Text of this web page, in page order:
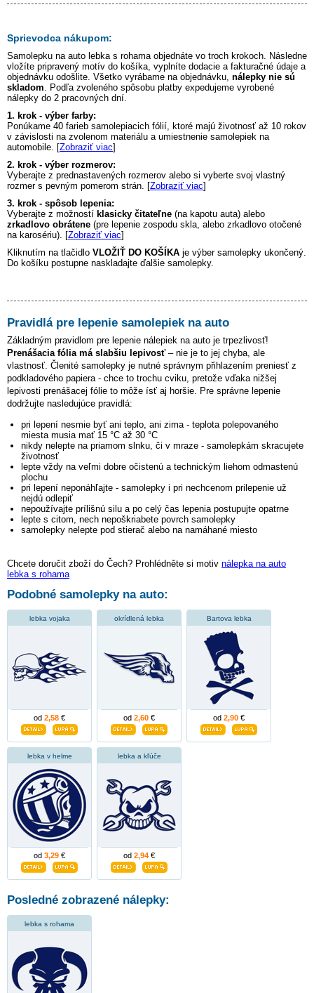
Sprievodca nákupom:
Samolepku na auto lebka s rohama objednáte vo troch krokoch. Následne
vložíte pripravený motív do košíka, vyplníte dodacie a fakturačné údaje a
objednávku odošlite. Všetko vyrábame na objednávku, nálepky nie sú
skladom . Podľa zvoleného spôsobu platby expedujeme vyrobené
nálepky do 2 pracovných dní.
1. krok - výber farby:
Ponúkame 40 farieb samolepiacich fólií, ktoré majú životnosť až 10 rokov
v závislosti na zvolenom materiálu a umiestnenie samolepiek na
automobile. [Zobraziť viac]
2. krok - výber rozmerov:
Vyberajte z prednastavených rozmerov alebo si vyberte svoj vlastný
rozmer s pevným pomerom strán. [Zobraziť viac]
3. krok - spôsob lepenia:
Vyberajte z možností klasicky čitateľne (na kapotu auta) alebo
zrkadlovo obrátene (pre lepenie zospodu skla, alebo zrkadlovo otočené
na karosériu). [Zobraziť viac]
Kliknutím na tlačidlo VLOŽIŤ DO KOŠÍKA je výber samolepky ukončený.
Do košíku postupne naskladajte ďalšie samolepky.
Pravidlá pre lepenie samolepiek na auto
Základným pravidlom pre lepenie nálepiek na auto je trpezlivosť!
Prenášacia fólia má slabšiu lepivosť– nie je to jej chyba, ale
vlastnosť. Členité samolepky je nutné správnym přihlazením preniesť z
podkladového papiera - chce to trochu cviku, pretože vďaka nižšej
lepivosti prenášacej fólie to môže ísť aj horšie. Pre správne lepenie
dodržujte nasledujúce pravidlá:
pri lepení nesmie byť ani teplo, ani zima - teplota polepovaného
miesta musia mať 15 °C až 30 °C
nikdy nelepte na priamom slnku, či v mraze - samolepkám skracujete
životnosť
lepte vždy na veľmi dobre očistenú a technickým liehom odmastenú
plochu
pri lepení neponáhľajte - samolepky i pri nechcenom prilepenie už
nejdú odlepiť
nepoužívajte prílišnú silu a po celý čas lepenia postupujte opatrne
lepte s citom, nech nepoškriabete povrch samolepky
samolepky nelepte pod stierač alebo na namáhané miesto
Chcete doručit zboží do Čech? Prohlédněte si motiv nálepka na auto
lebka s rohama
Podobné samolepky na auto:
lebka vojaka
od 2,58 €
okrídlená lebka
od 2,60 €
Bartova lebka
od 2,90 €
lebka v helme
od 3,29 €
lebka a kľúče
od 2,94 €
Posledné zobrazené nálepky:
lebka s rohama